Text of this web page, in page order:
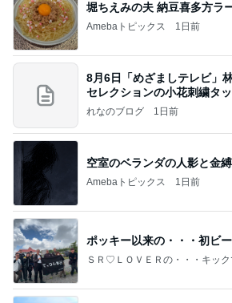
堀ちえみの夫 納豆喜多方ラ
Amebaトピックス 1日前
8月6日「めざましテレビ」
セレクションの小花刺繍タ
ン
れなのブログ 1日前
空室のベランダの人影と金縛
Amebaトピックス 1日前
ポッキー以来の・・・初ビ
ＳＲ♡ＬＯＶＥＲの・・・キック